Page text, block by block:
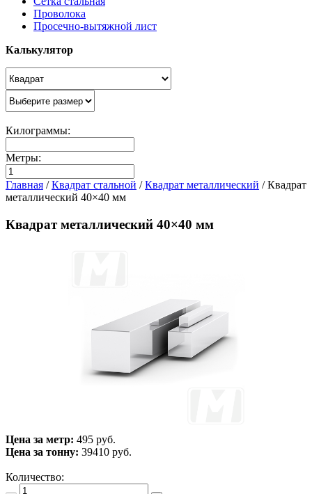
Проволока
Просечно-вытяжной лист
Калькулятор
Килограммы:
Метры:
Главная /Квадрат стальной /Квадрат металлический /Квадрат
металлический 40×40 мм
Квадрат металлический 40×40 мм
Цена за метр: 495 руб.
Цена за тонну: 39410 руб.
Количество: